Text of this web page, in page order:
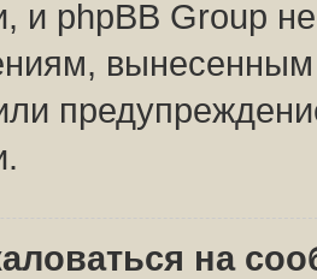
и phpBB Group
на